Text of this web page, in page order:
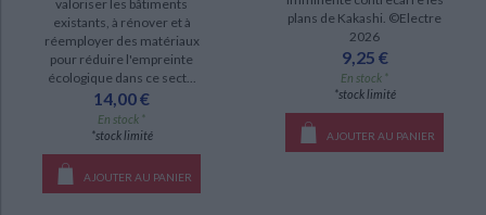
valoriser les bâtiments
existants, à rénover et à
réemployer des matériaux
pour réduire l'empreinte
écologique dans ce sect...
14,00 €
En stock *
*stock limité
AJOUTER AU PANIER
plans de Kakashi. ©Electre
2026
9,25 €
En stock *
*stock limité
AJOUTER AU PANIER